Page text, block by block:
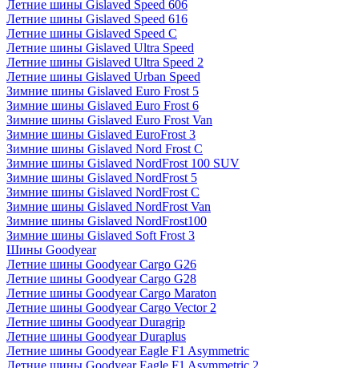
Летние шины Gislaved Speed 606
Летние шины Gislaved Speed 616
Летние шины Gislaved Speed C
Летние шины Gislaved Ultra Speed
Летние шины Gislaved Ultra Speed 2
Летние шины Gislaved Urban Speed
Зимние шины Gislaved Euro Frost 5
Зимние шины Gislaved Euro Frost 6
Зимние шины Gislaved Euro Frost Van
Зимние шины Gislaved EuroFrost 3
Зимние шины Gislaved Nord Frost C
Зимние шины Gislaved NordFrost 100 SUV
Зимние шины Gislaved NordFrost 5
Зимние шины Gislaved NordFrost C
Зимние шины Gislaved NordFrost Van
Зимние шины Gislaved NordFrost100
Зимние шины Gislaved Soft Frost 3
Шины Goodyear
Летние шины Goodyear Cargo G26
Летние шины Goodyear Cargo G28
Летние шины Goodyear Cargo Maraton
Летние шины Goodyear Cargo Vector 2
Летние шины Goodyear Duragrip
Летние шины Goodyear Duraplus
Летние шины Goodyear Eagle F1 Asymmetric
Летние шины Goodyear Eagle F1 Asymmetric 2